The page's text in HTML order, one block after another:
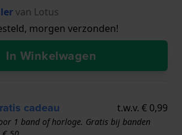
van Lotus
morgen verzonden!
In Winkelwagen
cadeau t.w.v. € 0,99
1 band of horloge. Gratis bij banden